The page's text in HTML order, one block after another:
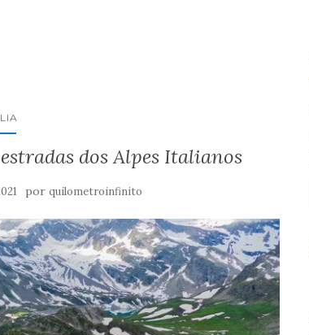
dos Alpes Italianos
porquilometroinfinito